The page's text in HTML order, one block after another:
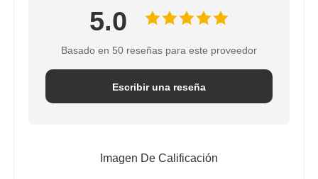
5.0
Basado en 50 reseñas para este proveedor
Escribir una reseña
Imagen De Calificación